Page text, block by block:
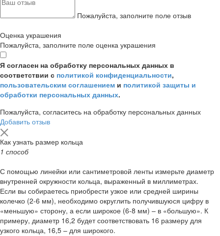
Пожалуйста, заполните поле отзыв
Оценка украшения
Пожалуйста, заполните поле оценка украшения
Я согласен на обработку персональных данных в
соответствии с политикой конфиденциальности,
пользовательским соглашением и политикой защиты и
обработки персональных данных.
Пожалуйста, согласитесь на обработку персональных данных
Добавить отзыв
Как узнать размер кольца
1 способ
С помощью линейки или сантиметровой ленты измерьте диаметр
внутренней окружности кольца, выраженный в миллиметрах.
Если вы собираетесь приобрести узкое или средней ширины
колечко (2-6 мм), необходимо округлить получившуюся цифру в
«меньшую» сторону, а если широкое (6-8 мм) – в «большую». К
примеру, диаметр 16,2 будет соответствовать 16 размеру для
узкого кольца, 16,5 – для широкого.